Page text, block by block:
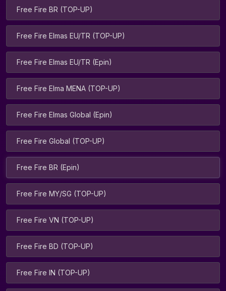
Free Fire BR (TOP-UP)
Free Fire Elmas EU/TR (TOP-UP)
Free Fire Elmas EU/TR (Epin)
Free Fire Elma MENA (TOP-UP)
Free Fire Elmas Global (Epin)
Free Fire Global (TOP-UP)
Free Fire BR (Epin)
Free Fire MY/SG (TOP-UP)
Free Fire VN (TOP-UP)
Free Fire BD (TOP-UP)
Free Fire IN (TOP-UP)